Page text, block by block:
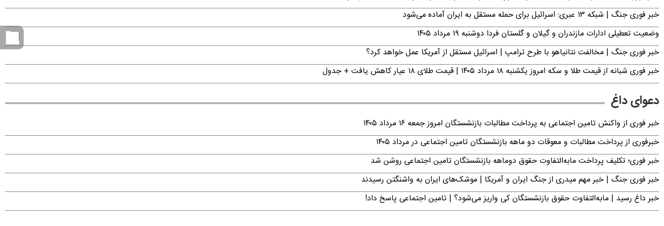
خبر فوری جنگ | شبکه ۱۳ عبری: اسرائیل برای حمله مستقل به ایران آماده می‌شود
وضعیت تعطیلی ادارات مازندران و گیلان و گلستان فردا دوشنبه ۱۹ مرداد ۱۴۰۵
خبر فوری جنگ | مخالفت نتانیاهو با طرح ترامپ | اسرائیل مستقل از آمریکا عمل خواهد کرد؟
خبر فوری شبانه از قیمت طلا و سکه امروز یکشنبه ۱۸ مرداد ۱۴۰۵ | قیمت طلای ۱۸ عیار کاهش یافت + جدول
دعوای داغ
خبر فوری از واکنش تامین اجتماعی به پرداخت مطالبات بازنشستگان امروز جمعه ۱۶ مرداد ۱۴۰۵
خبرفوری از پرداخت مطالبات و معوقات دو ماهه بازنشستگان تامین اجتماعی در مرداد ۱۴۰۵
خبر فوری؛ تکلیف پرداخت مابه‌التفاوت حقوق دوماهه بازنشستگان تامین اجتماعی روشن شد
خبر فوری جنگ | خبر مهم میدری از جنگ ایران و آمریکا | موشک‌های ایران به واشنگتن رسیدند
خبر داغ رسید | مابه‌التفاوت حقوق بازنشستگان کی واریز می‌شود؟ | تامین اجتماعی پاسخ داد!